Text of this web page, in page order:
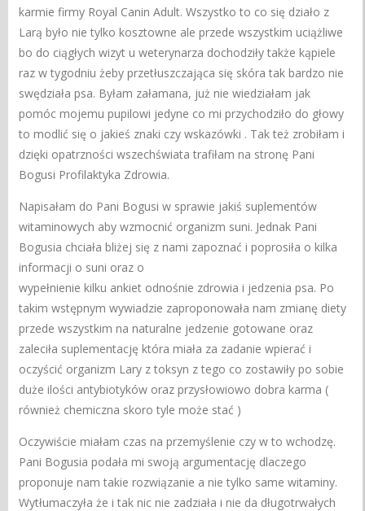
karmie firmy Royal Canin Adult. Wszystko to co się działo z
Larą było nie tylko kosztowne ale przede wszystkim uciążliwe
bo do ciągłych wizyt u weterynarza dochodziły także kąpiele
raz w tygodniu żeby przetłuszczająca się skóra tak bardzo nie
swędziała psa. Byłam załamana, już nie wiedziałam jak
pomóc mojemu pupilowi jedyne co mi przychodziło do głowy
to modlić się o jakieś znaki czy wskazówki . Tak też zrobiłam i
dzięki opatrzności wszechświata trafiłam na stronę Pani
Bogusi Profilaktyka Zdrowia.
Napisałam do Pani Bogusi w sprawie jakiś suplementów
witaminowych aby wzmocnić organizm suni. Jednak Pani
Bogusia chciała bliżej się z nami zapoznać i poprosiła o kilka
informacji o suni oraz o
wypełnienie kilku ankiet odnośnie zdrowia i jedzenia psa. Po
takim wstępnym wywiadzie zaproponowała nam zmianę diety
przede wszystkim na naturalne jedzenie gotowane oraz
zaleciła suplementację która miała za zadanie wpierać i
oczyścić organizm Lary z toksyn z tego co zostawiły po sobie
duże ilości antybiotyków oraz przysłowiowo dobra karma (
również chemiczna skoro tyle może stać )
Oczywiście miałam czas na przemyślenie czy w to wchodzę.
Pani Bogusia podała mi swoją argumentację dlaczego
proponuje nam takie rozwiązanie a nie tylko same witaminy.
Wytłumaczyła że i tak nic nie zadziała i nie da długotrwałych